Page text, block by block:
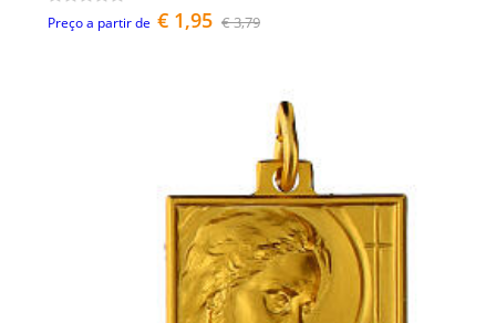
Preço a partir de € 1,95 € 3,79